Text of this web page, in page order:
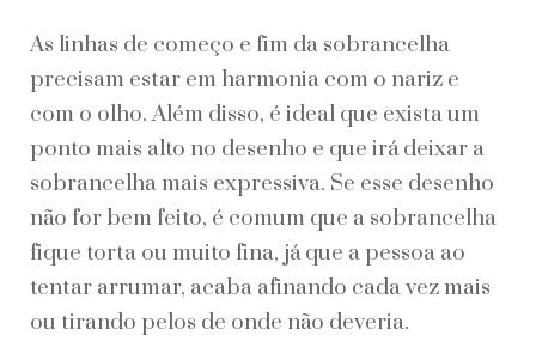
As linhas de começo e fim da sobrancelha
precisam estar em harmonia com o nariz e
com o olho. Além disso, é ideal que exista um
ponto mais alto no desenho e que irá deixar a
sobrancelha mais expressiva. Se esse desenho
não for bem feito, é comum que a sobrancelha
fique torta ou muito fina, já que a pessoa ao
tentar arrumar, acaba afinando cada vez mais
ou tirando pelos de onde não deveria.